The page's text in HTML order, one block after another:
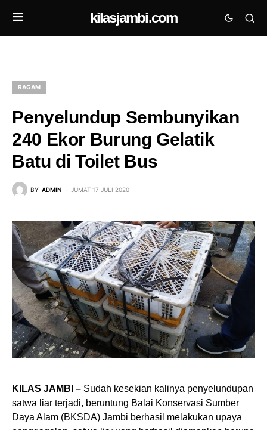
kilasjambi.com
RAGAM
Penyelundup Sembunyikan
240 Ekor Burung Gelatik
Batu di Toilet Bus
BY ADMIN JUMAT 17 JULI 2020
KILAS JAMBI – Sudah kesekian kalinya penyelundupan
satwa liar terjadi, beruntung Balai Konservasi Sumber
Daya Alam (BKSDA) Jambi berhasil melakukan upaya